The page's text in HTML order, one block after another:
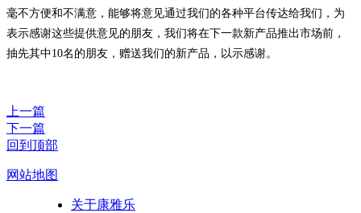
毫不方便和不满意，能够将意见通过我们的各种平台传达给我们， 为
表示感谢这些提供意见的朋友，我们将在下一款新产品推出市场前，
抽先其中10名的朋友，赠送我们的新产品，以示感谢。
上一篇
下一篇
回到顶部
网站地图
关于康雅乐